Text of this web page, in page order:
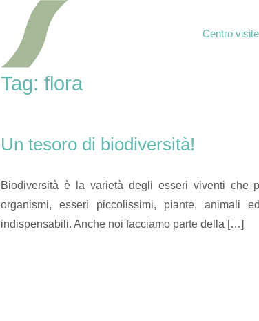
Centro visite
Tag: flora
Un tesoro di biodiversità!
Biodiversità è la varietà degli esseri viventi che
organismi, esseri piccolissimi, piante, animali
indispensabili. Anche noi facciamo parte della […]